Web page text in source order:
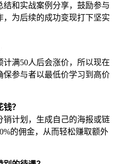
和实战案例分享，鼓励参与
为后续的成功变现打下坚实
计满50人后会涨价，所以现在
保参与者以最低价学习到高价
？
销计划，生成自己的海报或链
的佣金，从而轻松赚取额外